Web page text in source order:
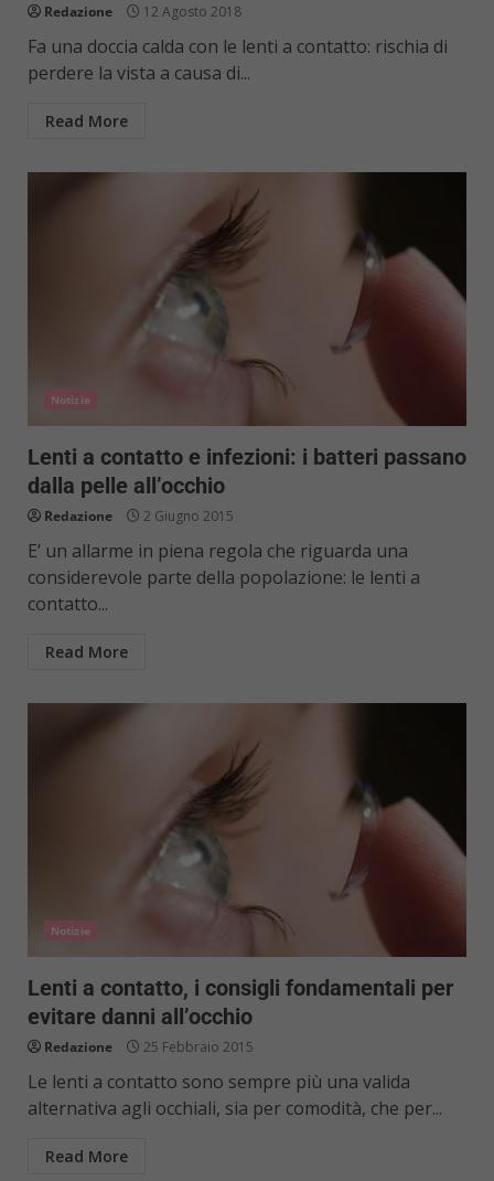
Redazione 12 Agosto 2018
Fa una doccia calda con le lenti a contatto: rischia di
perdere la vista a causa di...
Read More
Notizie
Lenti a contatto e infezioni: i batteri passano
dalla pelle all’occhio
Redazione 2 Giugno 2015
E’ un allarme in piena regola che riguarda una
considerevole parte della popolazione: le lenti a
contatto...
Read More
Notizie
Lenti a contatto, i consigli fondamentali per
evitare danni all’occhio
Redazione 25 Febbraio 2015
Le lenti a contatto sono sempre più una valida
alternativa agli occhiali, sia per comodità, che per...
Read More